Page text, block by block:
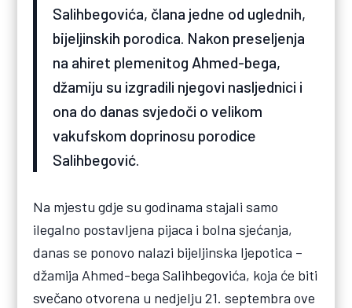
Salihbegovića, člana jedne od uglednih,
bijeljinskih porodica. Nakon preseljenja
na ahiret plemenitog Ahmed-bega,
džamiju su izgradili njegovi nasljednici i
ona do danas svjedoči o velikom
vakufskom doprinosu porodice
Salihbegović.
Na mjestu gdje su godinama stajali samo
ilegalno postavljena pijaca i bolna sjećanja,
danas se ponovo nalazi bijeljinska ljepotica –
džamija Ahmed-bega Salihbegovića, koja će biti
svečano otvorena u nedjelju 21. septembra ove